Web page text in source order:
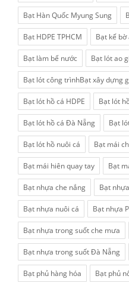
Bạt Hàn Quốc Myung Sung
Bạt HDPE TPHCM Bạt kế bờ
Bạt làm bể nước Bạt lót ao
Bạt lót công trìnhBạt xây dựng
Bạt lót hồ cá HDPE Bạt lót
Bạt lót hồ cá Đà Nẵng Bạt
Bạt lót hồ nuôi cá Bạt mái
Bạt mái hiên quay tay Bạt
Bạt nhựa che nắng Bạt
Bạt nhựa nuôi cá Bạt nhựa
Bạt nhựa trong suốt che mưa
Bạt nhựa trong suốt Đà Nẵng
Bạt phủ hàng hóa Bạt phủ